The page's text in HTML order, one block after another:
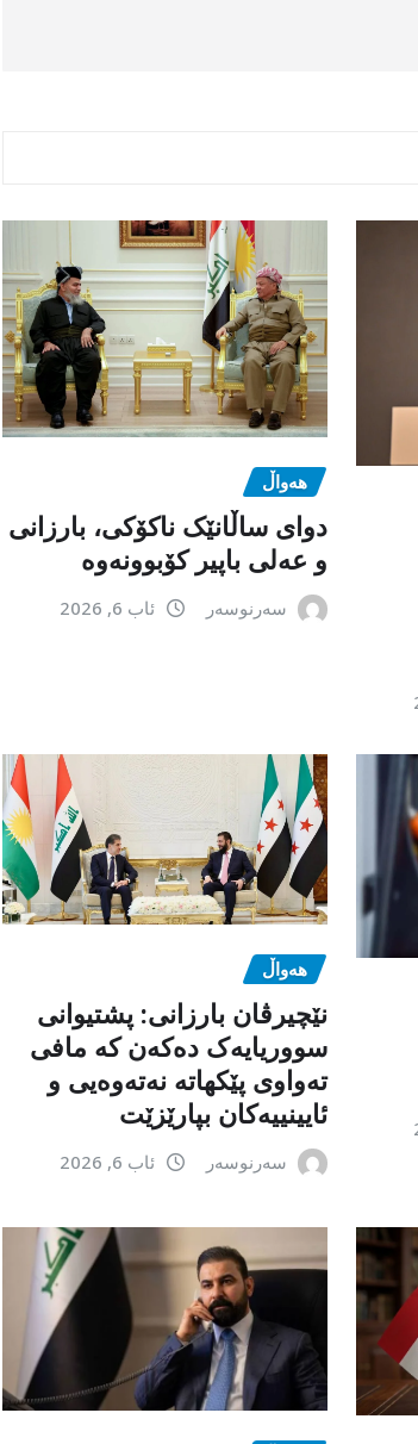
هەواڵ
دوای ساڵانێک ناکۆکی، بارزانی
و عەلی باپیر کۆبوونەوە
سەرنوسەر ئاب 6, 2026
هەواڵ
نێچیرڤان بارزانی: پشتیوانی
سووریایەک دەکەن کە مافی
تەواوی پێکهاتە نەتەوەیی و
ئایینییەکان بپارێزێت
سەرنوسەر ئاب 6, 2026